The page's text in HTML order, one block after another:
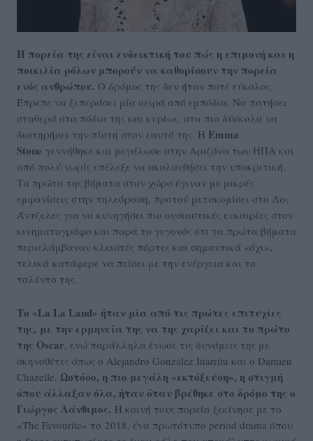
Η πορεία της είναι ενδεικτική του πώς η επιμονή και η
ποικιλία ρόλων μπορούν να καθορίσουν την πορεία
ενός ανθρώπου. Ο δρόμος της δεν ήταν ποτέ εύκολος.
Έπρεπε να ξεπεράσει μία σειρά από εμπόδια. Να πατήσει
σταθερά στα πόδια της και κυρίως, στα πιο δύσκολα να
διατηρήσει την πίστη στον εαυτό της. Η Emma
Stone γεννήθηκε και μεγάλωσε στην Αριζόνα των ΗΠΑ και
από πολύ νωρίς επέλεξε να ακολουθήσει την υποκριτική.
Τα πρώτα της βήματα στον χώρο έγιναν με μικρές
εμφανίσεις στην τηλεόραση, προτού μετακομίσει στο Λος
Άντζελες για να κυνηγήσει πιο ουσιαστικές ευκαιρίες στον
κινηματογράφο και παρά το γεγονός ότι τα πρώτα βήματα
περιελάμβαναν κλειστές πόρτες και σημαντικά «όχι»,
τελικά κατάφερε να πείσει με την ενέργεια και το
ταλέντο της.
Το «La La Land» ήταν μία από τις πρώτες επιτυχίες
της, με την ερμηνεία της να της χαρίζει και το πρώτο
της Oscar, ενώ παράλληλα ένωσε τις δυνάμεις της με
σκηνοθέτες όπως ο Alejandro González Iñárritu και ο Damien
Chazelle. Ωστόσο, η πιο μεγάλη «εκτόξευση», η στιγμή
όπου άλλαξαν όλα, ήταν όταν βρέθηκε στο δρόμο της ο
Γιώργος Λάνθιμος. Η κοινή τους πορεία ξεκίνησε με το
«The Favourite» το 2018, ένα πρωτότυπο period drama όπου